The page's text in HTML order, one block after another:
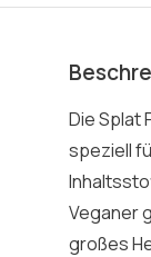
Die Splat
speziell
Veganer
großes